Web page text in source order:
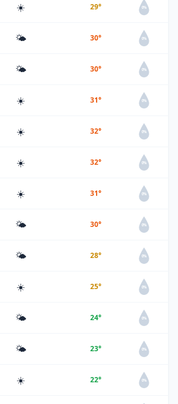
☀️ 29° 0%
🌤️ 30° 0%
🌤️ 30° 0%
☀️ 31° 0%
☀️ 32° 0%
☀️ 32° 0%
☀️ 31° 0%
🌤️ 30° 0%
🌤️ 28° 0%
☀️ 25° 0%
🌤️ 24° 0%
🌤️ 23° 0%
☀️ 22° 0%